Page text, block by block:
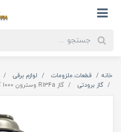
خانه قطعات.ملزومات لوازم برقی
گاز برودتی
گاز R134a وسترون 1000 گرم امارات